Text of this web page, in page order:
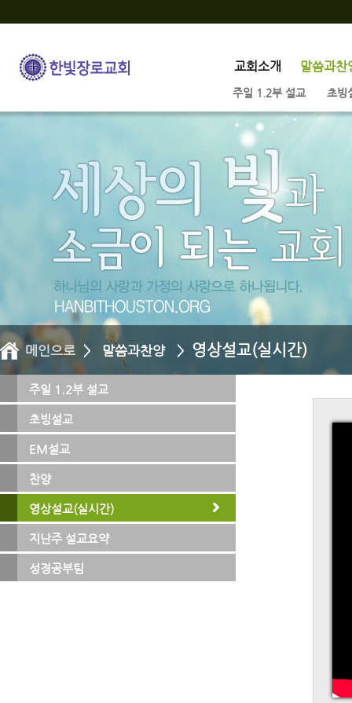
주일 1.2부 설교 초빙
교회소개 말씀과찬
메인으로 > 말씀과찬양 > 영상설교(실시간)
주일 1.2부 설교
초빙설교
EM설교
찬양
영상설교(실시간)
지난주 설교요약
성경공부팀